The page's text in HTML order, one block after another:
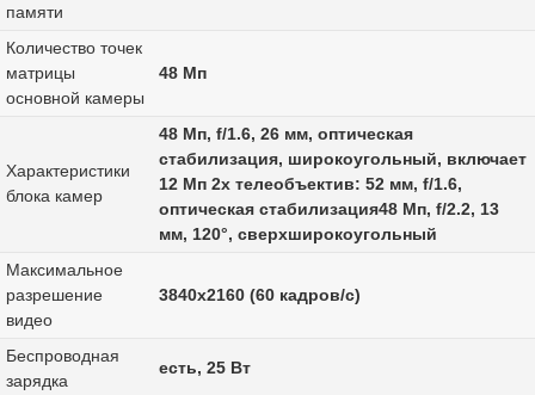
памяти
Количество точек
матрицы
основной камеры
48 Мп
Характеристики
блока камер
48 Мп, f/1.6, 26 мм, оптическая
стабилизация, широкоугольный, включает
12 Мп 2x телеобъектив: 52 мм, f/1.6,
оптическая стабилизация48 Мп, f/2.2, 13
мм, 120°, сверхширокоугольный
Максимальное
разрешение
видео
3840x2160 (60 кадров/с)
Беспроводная
зарядка
есть, 25 Вт